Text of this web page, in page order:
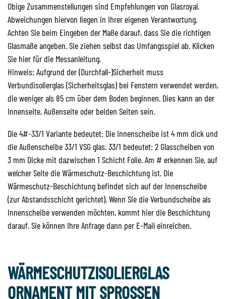
Obige Zusammenstellungen sind Empfehlungen von Glasroyal.
Abweichungen hiervon liegen in Ihrer eigenen Verantwortung.
Achten Sie beim Eingeben der Maße darauf, dass Sie die richtigen
Glasmaße angeben. Sie ziehen selbst das Umfangsspiel ab. Klicken
Sie hier für die Messanleitung.
Hinweis: Aufgrund der (Durchfall-)Sicherheit muss
Verbundisolierglas (Sicherheitsglas) bei Fenstern verwendet werden,
die weniger als 85 cm über dem Boden beginnen. Dies kann an der
Innenseite, Außenseite oder beiden Seiten sein.
Die 4#-33/1 Variante bedeutet: Die Innenscheibe ist 4 mm dick und
die Außenscheibe 33/1 VSG glas. 33/1 bedeutet: 2 Glasscheiben von
3 mm Dicke mit dazwischen 1 Schicht Folie. Am # erkennen Sie, auf
welcher Seite die Wärmeschutz-Beschichtung ist. Die
Wärmeschutz-Beschichtung befindet sich auf der Innenscheibe
(zur Abstandsschicht gerichtet). Wenn Sie die Verbundscheibe als
Innenscheibe verwenden möchten, kommt hier die Beschichtung
darauf. Sie können Ihre Anfrage dann per E-Mail einreichen.
WÄRMESCHUTZISOLIERGLAS
ORNAMENT MIT SPROSSEN